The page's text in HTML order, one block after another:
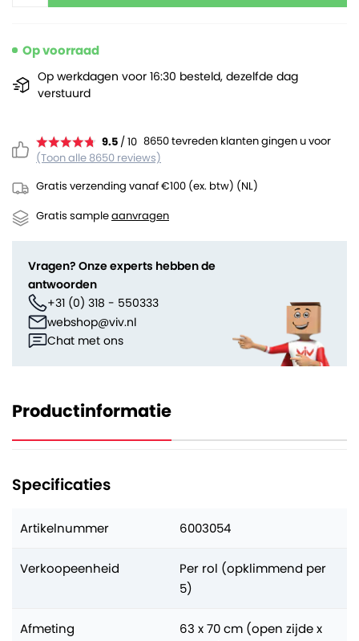
9.5 / 10 8650 tevreden klanten gingen u voor
(Toon alle 8650 reviews)
Gratis verzending vanaf €100 (ex. btw) (NL)
Gratis sampleaanvragen
Op voorraad
Op werkdagen voor 16:30 besteld, dezelfde dag
verstuurd
Vragen? Onze experts hebben de
antwoorden
+31 (0) 318 - 550333
webshop@viv.nl
Chat met ons
Productinformatie
Specificaties
Artikelnummer 6003054
Verkoopeenheid
Per rol (opklimmend per
5)
Afmeting
63 x 70 cm (open zijde x